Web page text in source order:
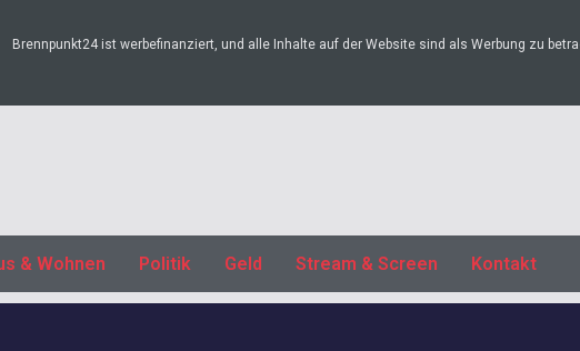
Brennpunkt24 ist werbefinanziert, und alle Inhalte auf der Website sind als Werbung zu
& Wohnen Politik Geld Stream & Screen Kontakt